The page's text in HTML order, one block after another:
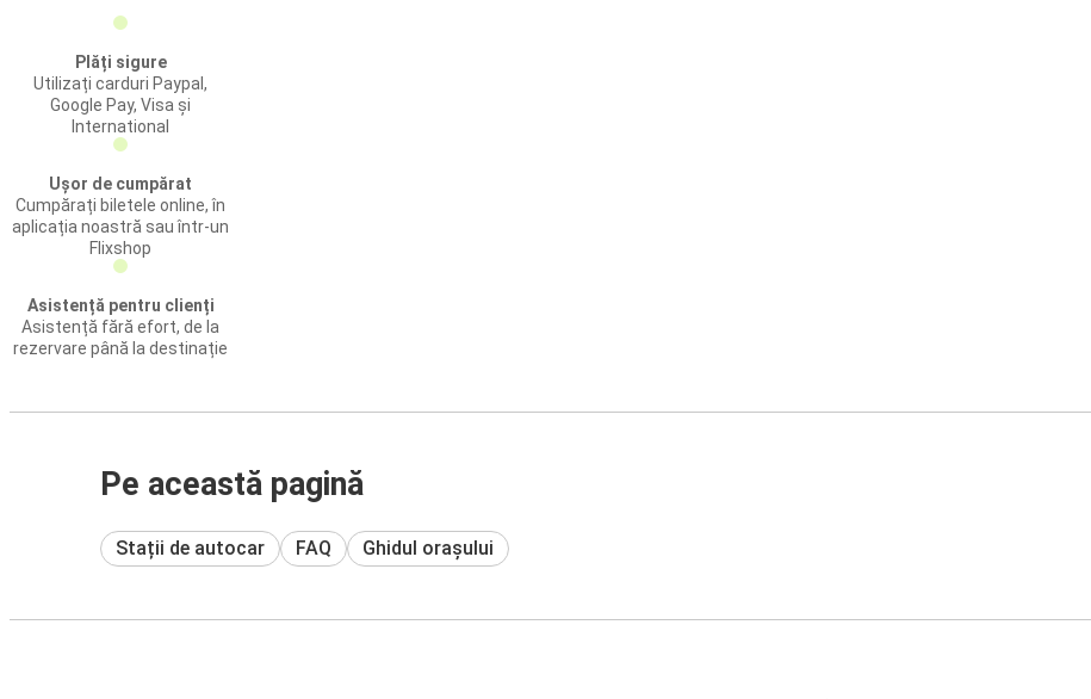
Plăți sigure
Utilizați carduri Paypal,
Google Pay, Visa și
International
Ușor de cumpărat
Cumpărați biletele online, în
aplicația noastră sau într-un
Flixshop
Asistență pentru clienți
Asistență fără efort, de la
rezervare până la destinație
Pe această pagină
Stații de autocar FAQ Ghidul orașului